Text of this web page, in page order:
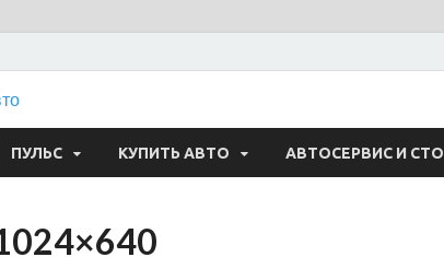
ForPost — Авто
ПУЛЬС КУПИТЬ АВТО АВТОСЕРВИС И СТО